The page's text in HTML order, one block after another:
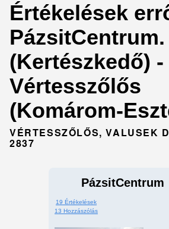
Értékelések
PázsitCentrum.
(Kertészkedő) -
Vértesszőlős
(Komárom-
VÉRTESSZŐLŐS, VALUSEK
2837
PázsitCentrum
19 Értékelések
13 Hozzászólás